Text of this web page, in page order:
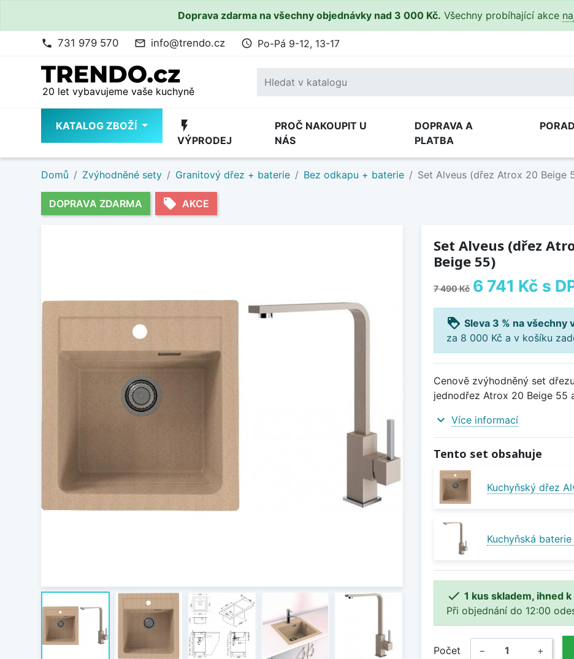
Doprava zdarma na všechny objednávky nad 3 000 Kč. Všechny probíhající akce
phone 731 979 570 mail_outline info@trendo.cz access_time Po-Pá 9-12, 13-17
20 let vybavujeme vaše kuchyně
KATALOG ZBOŽÍ flash_on
VÝPRODEJ
PROČ NAKOUPIT U
NÁS
DOPRAVA A
PLATBA
Domů Zvýhodněné sety Granitový dřez + baterie Bez odkapu + baterie Set Alveus (dřez Atrox 20 Beige
DOPRAVA ZDARMA local_offer AKCE
Set Alveus (dřez
Beige 55)
7 490 Kč 6 741 Kč s
loyalty Sleva 3 % na všechny
za 8 000 Kč a v košíku
Cenově zvýhodněný set
jednodřez Atrox 20 Beige 55
expand_more Více informací
Tento set obsahuje
Kuchyňský dřez
Kuchyňská
 1 kus skladem, ihned
Při objednání do 12:00
Počet − +